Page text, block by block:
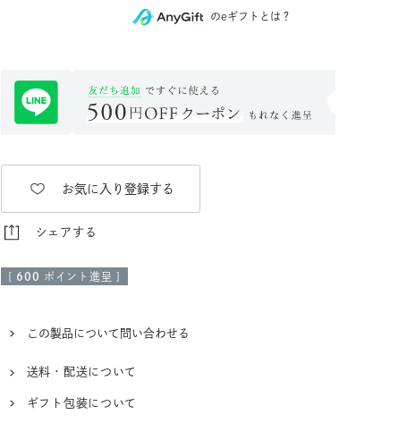
のeギフトとは？
お気に入り登録する
シェアする
600 ポイント進呈 ]
この製品について問い合わせる
送料・配送について
ギフト包装について